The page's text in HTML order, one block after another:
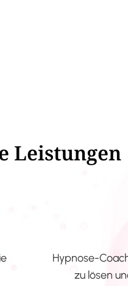
Leistungen
Hypnose-
zu lösen